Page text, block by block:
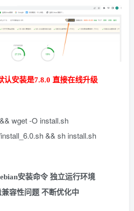
认安装是7.8.0 直接在线升级
wget -O install.sh
&& sh install.sh
安装命令 独立运行环境
兼容性问题 不断优化中